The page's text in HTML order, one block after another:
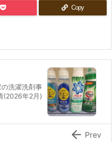
Copy
洗濯洗剤事
(2026年2月)
 Prev